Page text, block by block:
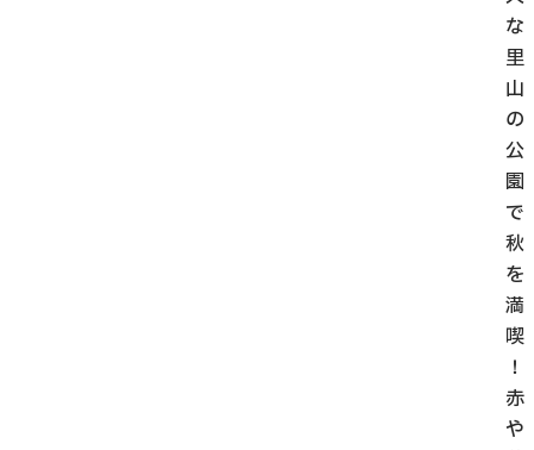
な
里
山
の
公
園
で
秋
を
満
喫
！
赤
や